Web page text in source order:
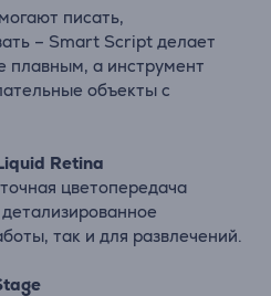
писать,
– Smart Script делает
плавным, а инструмент
объекты с
Retina
цветопередача
так и для развлечений.